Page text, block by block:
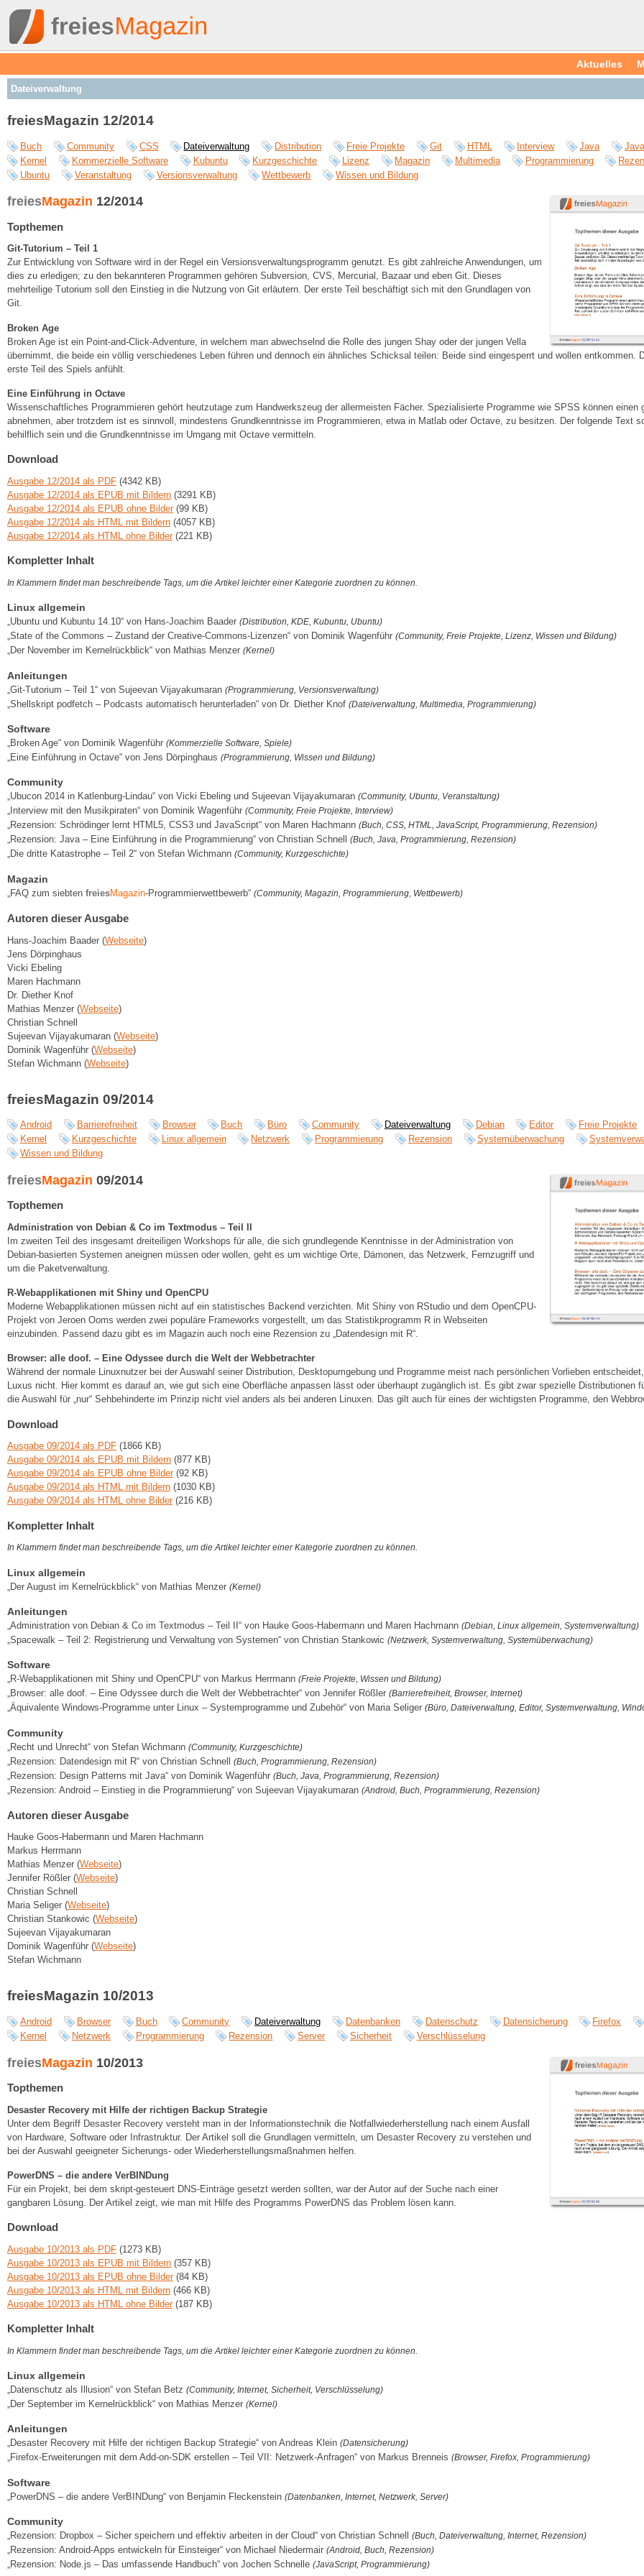
Aktuelles
Dateiverwaltung
freiesMagazin 12/2014
Buch Community CSS Dateiverwaltung Distribution Freie Projekte Git HTML Interview Java
Kernel
Kommerzielle Software Kubuntu Kurzgeschichte Lizenz Magazin Multimedia Programmierung
Ubuntu
Veranstaltung Versionsverwaltung Wettbewerb Wissen und Bildung
freiesMagazin 12/2014
Topthemen
Git-Tutorium – Teil 1
Zur Entwicklung von Software wird in der Regel ein Versionsverwaltungsprogramm genutzt. Es gibt zahlreiche Anwendungen, um
dies zu erledigen; zu den bekannteren Programmen gehören Subversion, CVS, Mercurial, Bazaar und eben Git. Dieses
mehrteilige Tutorium soll den Einstieg in die Nutzung von Git erläutern. Der erste Teil beschäftigt sich mit den Grundlagen von
Git.
Broken Age
Broken Age ist ein Point-and-Click-Adventure, in welchem man abwechselnd die Rolle des jungen Shay oder der jungen Vella
übernimmt, die beide ein völlig verschiedenes Leben führen und dennoch ein ähnliches Schicksal teilen: Beide sind eingesperrt und wollen entkommen.
erste Teil des Spiels anfühlt.
Eine Einführung in Octave
Wissenschaftliches Programmieren gehört heutzutage zum Handwerkszeug der allermeisten Fächer. Spezialisierte Programme wie SPSS können einen
abnehmen, aber trotzdem ist es sinnvoll, mindestens Grundkenntnisse im Programmieren, etwa in Matlab oder Octave, zu besitzen. Der folgende Text
behilflich sein und die Grundkenntnisse im Umgang mit Octave vermitteln.
Download
Ausgabe 12/2014 als PDF (4342 KB)
Ausgabe 12/2014 als EPUB mit Bildern (3291 KB)
Ausgabe 12/2014 als EPUB ohne Bilder(99 KB)
Ausgabe 12/2014 als HTML mit Bildern (4057 KB)
Ausgabe 12/2014 als HTML ohne Bilder(221 KB)
Kompletter Inhalt
In Klammern findet man beschreibende Tags, um die Artikel leichter einer Kategorie zuordnen zu können.
Linux allgemein
„Ubuntu und Kubuntu 14.10“ von Hans-Joachim Baader (Distribution, KDE, Kubuntu, Ubuntu)
„State of the Commons – Zustand der Creative-Commons-Lizenzen“ von Dominik Wagenführ (Community, Freie Projekte, Lizenz, Wissen und Bildung)
„Der November im Kernelrückblick“ von Mathias Menzer (Kernel)
Anleitungen
„Git-Tutorium – Teil 1“ von Sujeevan Vijayakumaran (Programmierung, Versionsverwaltung)
„Shellskript podfetch – Podcasts automatisch herunterladen“ von Dr. Diether Knof (Dateiverwaltung, Multimedia, Programmierung)
Software
„Broken Age“ von Dominik Wagenführ (Kommerzielle Software, Spiele)
„Eine Einführung in Octave“ von Jens Dörpinghaus (Programmierung, Wissen und Bildung)
Community
„Ubucon 2014 in Katlenburg-Lindau“ von Vicki Ebeling und Sujeevan Vijayakumaran (Community, Ubuntu, Veranstaltung)
„Interview mit den Musikpiraten“ von Dominik Wagenführ (Community, Freie Projekte, Interview)
„Rezension: Schrödinger lernt HTML5, CSS3 und JavaScript“ von Maren Hachmann (Buch, CSS, HTML, JavaScript, Programmierung, Rezension)
„Rezension: Java – Eine Einführung in die Programmierung“ von Christian Schnell (Buch, Java, Programmierung, Rezension)
„Die dritte Katastrophe – Teil 2“ von Stefan Wichmann (Community, Kurzgeschichte)
Magazin
„FAQ zum siebten freiesMagazin-Programmierwettbewerb“ (Community, Magazin, Programmierung, Wettbewerb)
Autoren dieser Ausgabe
Hans-Joachim Baader (Webseite)
Jens Dörpinghaus
Vicki Ebeling
Maren Hachmann
Dr. Diether Knof
Mathias Menzer (Webseite)
Christian Schnell
Sujeevan Vijayakumaran (Webseite)
Dominik Wagenführ (Webseite)
Stefan Wichmann (Webseite)
freiesMagazin 09/2014
Android Barrierefreiheit Browser Buch Büro Community Dateiverwaltung Debian Editor Freie Projekte
Kernel
Kurzgeschichte Linux allgemein Netzwerk Programmierung Rezension Systemüberwachung
Wissen und Bildung
freiesMagazin 09/2014
Topthemen
Administration von Debian & Co im Textmodus – Teil II
Im zweiten Teil des insgesamt dreiteiligen Workshops für alle, die sich grundlegende Kenntnisse in der Administration von
Debian-basierten Systemen aneignen müssen oder wollen, geht es um wichtige Orte, Dämonen, das Netzwerk, Fernzugriff und
um die Paketverwaltung.
R-Webapplikationen mit Shiny und OpenCPU
Moderne Webapplikationen müssen nicht auf ein statistisches Backend verzichten. Mit Shiny von RStudio und dem OpenCPU-
Projekt von Jeroen Ooms werden zwei populäre Frameworks vorgestellt, um das Statistikprogramm R in Webseiten
einzubinden. Passend dazu gibt es im Magazin auch noch eine Rezension zu „Datendesign mit R“.
Browser: alle doof. – Eine Odyssee durch die Welt der Webbetrachter
Während der normale Linuxnutzer bei der Auswahl seiner Distribution, Desktopumgebung und Programme meist nach persönlichen Vorlieben
Luxus nicht. Hier kommt es darauf an, wie gut sich eine Oberfläche anpassen lässt oder überhaupt zugänglich ist. Es gibt zwar spezielle Distributionen
die Auswahl für „nur“ Sehbehinderte im Prinzip nicht viel anders als bei anderen Linuxen. Das gilt auch für eines der wichtigsten Programme, den
Download
Ausgabe 09/2014 als PDF (1866 KB)
Ausgabe 09/2014 als EPUB mit Bildern (877 KB)
Ausgabe 09/2014 als EPUB ohne Bilder(92 KB)
Ausgabe 09/2014 als HTML mit Bildern (1030 KB)
Ausgabe 09/2014 als HTML ohne Bilder(216 KB)
Kompletter Inhalt
In Klammern findet man beschreibende Tags, um die Artikel leichter einer Kategorie zuordnen zu können.
Linux allgemein
„Der August im Kernelrückblick“ von Mathias Menzer (Kernel)
Anleitungen
„Administration von Debian & Co im Textmodus – Teil II“ von Hauke Goos-Habermann und Maren Hachmann (Debian, Linux allgemein, Systemverwaltung)
„Spacewalk – Teil 2: Registrierung und Verwaltung von Systemen“ von Christian Stankowic (Netzwerk, Systemverwaltung, Systemüberwachung)
Software
„R-Webapplikationen mit Shiny und OpenCPU“ von Markus Herrmann (Freie Projekte, Wissen und Bildung)
„Browser: alle doof. – Eine Odyssee durch die Welt der Webbetrachter“ von Jennifer Rößler (Barrierefreiheit, Browser, Internet)
„Äquivalente Windows-Programme unter Linux – Systemprogramme und Zubehör“ von Maria Seliger (Büro, Dateiverwaltung, Editor, Systemverwaltung,
Community
„Recht und Unrecht“ von Stefan Wichmann (Community, Kurzgeschichte)
„Rezension: Datendesign mit R“ von Christian Schnell (Buch, Programmierung, Rezension)
„Rezension: Design Patterns mit Java“ von Dominik Wagenführ (Buch, Java, Programmierung, Rezension)
„Rezension: Android – Einstieg in die Programmierung“ von Sujeevan Vijayakumaran (Android, Buch, Programmierung, Rezension)
Autoren dieser Ausgabe
Hauke Goos-Habermann und Maren Hachmann
Markus Herrmann
Mathias Menzer (Webseite)
Jennifer Rößler (Webseite)
Christian Schnell
Maria Seliger (Webseite)
Christian Stankowic (Webseite)
Sujeevan Vijayakumaran
Dominik Wagenführ (Webseite)
Stefan Wichmann
freiesMagazin 10/2013
Android Browser Buch Community Dateiverwaltung Datenbanken Datenschutz Datensicherung Firefox
Kernel
Netzwerk Programmierung Rezension Server Sicherheit Verschlüsselung
freiesMagazin 10/2013
Topthemen
Desaster Recovery mit Hilfe der richtigen Backup Strategie
Unter dem Begriff Desaster Recovery versteht man in der Informationstechnik die Notfallwiederherstellung nach einem Ausfall
von Hardware, Software oder Infrastruktur. Der Artikel soll die Grundlagen vermitteln, um Desaster Recovery zu verstehen und
bei der Auswahl geeigneter Sicherungs- oder Wiederherstellungsmaßnahmen helfen.
PowerDNS – die andere VerBINDung
Für ein Projekt, bei dem skript-gesteuert DNS-Einträge gesetzt werden sollten, war der Autor auf der Suche nach einer
gangbaren Lösung. Der Artikel zeigt, wie man mit Hilfe des Programms PowerDNS das Problem lösen kann.
Download
Ausgabe 10/2013 als PDF (1273 KB)
Ausgabe 10/2013 als EPUB mit Bildern (357 KB)
Ausgabe 10/2013 als EPUB ohne Bilder(84 KB)
Ausgabe 10/2013 als HTML mit Bildern (466 KB)
Ausgabe 10/2013 als HTML ohne Bilder(187 KB)
Kompletter Inhalt
In Klammern findet man beschreibende Tags, um die Artikel leichter einer Kategorie zuordnen zu können.
Linux allgemein
„Datenschutz als Illusion“ von Stefan Betz (Community, Internet, Sicherheit, Verschlüsselung)
„Der September im Kernelrückblick“ von Mathias Menzer (Kernel)
Anleitungen
„Desaster Recovery mit Hilfe der richtigen Backup Strategie“ von Andreas Klein (Datensicherung)
„Firefox-Erweiterungen mit dem Add-on-SDK erstellen – Teil VII: Netzwerk-Anfragen“ von Markus Brenneis (Browser, Firefox, Programmierung)
Software
„PowerDNS – die andere VerBINDung“ von Benjamin Fleckenstein (Datenbanken, Internet, Netzwerk, Server)
Community
„Rezension: Dropbox – Sicher speichern und effektiv arbeiten in der Cloud“ von Christian Schnell (Buch, Dateiverwaltung, Internet, Rezension)
„Rezension: Android-Apps entwickeln für Einsteiger“ von Michael Niedermair (Android, Buch, Rezension)
„Rezension: Node.js – Das umfassende Handbuch“ von Jochen Schnelle (JavaScript, Programmierung)